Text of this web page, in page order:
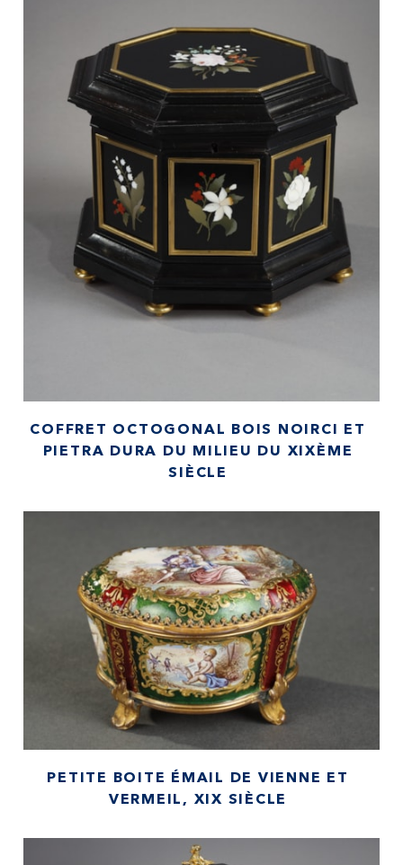
COFFRET OCTOGONAL BOIS NOIRCI ET
PIETRA DURA DU MILIEU DU XIXÈME
SIÈCLE
PETITE BOITE ÉMAIL DE VIENNE ET
VERMEIL, XIX SIÈCLE